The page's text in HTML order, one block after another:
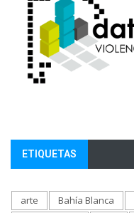
ETIQUETAS
arte Bahía Blanca